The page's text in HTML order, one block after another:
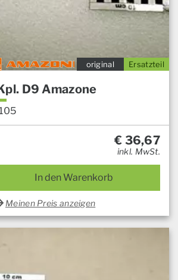
Ersatzteil
original
D9 Amazone
€ 36,67
inkl. MwSt.
In den Warenkorb
Meinen Preis anzeigen